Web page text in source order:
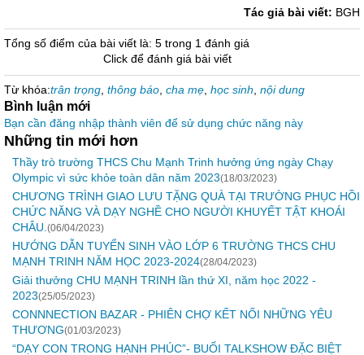
Tác giả bài viết: BGH
Tổng số điểm của bài viết là: 5 trong 1 đánh giá
Click để đánh giá bài viết
Từ khóa:trân trọng thông báo cha mẹ học sinh nội dung
Bình luận mới
Bạn cần đăng nhập thành viên để sử dụng chức năng này
Những tin mới hơn
Thầy trò trường THCS Chu Mạnh Trinh hưởng ứng ngày Chạy
Olympic vì sức khỏe toàn dân năm 2023(18/03/2023)
CHƯƠNG TRÌNH GIAO LƯU TẶNG QUÀ TẠI TRƯỜNG PHỤC HỒI
CHỨC NĂNG VÀ DẠY NGHỀ CHO NGƯỜI KHUYẾT TẬT KHOÁI
CHÂU. (06/04/2023)
HƯỚNG DẪN TUYỂN SINH VÀO LỚP 6 TRƯỜNG THCS CHU
MẠNH TRINH NĂM HỌC 2023-2024(28/04/2023)
Giải thưởng CHU MẠNH TRINH lần thứ XI, năm học 2022 -
2023(25/05/2023)
CONNNECTION BAZAR - PHIÊN CHỢ KẾT NỐI NHỮNG YÊU
THƯƠNG(01/03/2023)
“DẠY CON TRONG HẠNH PHÚC”- BUỔI TALKSHOW ĐẶC BIỆT